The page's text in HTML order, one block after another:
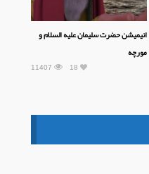
انیمیشن حضرت سلیمان علیه السلام و
مورچه
11407 18